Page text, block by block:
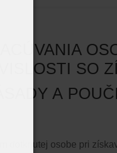
SO
A
dotknutej osobe pri